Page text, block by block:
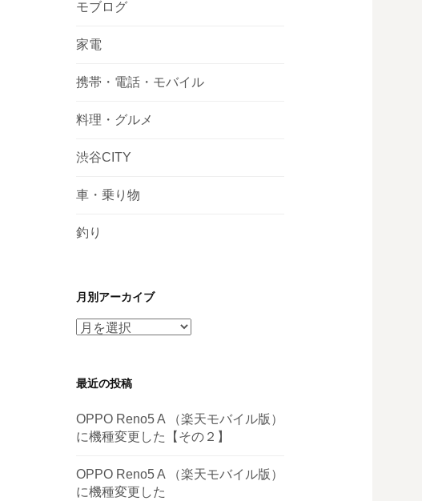
モブログ
家電
携帯・電話・モバイル
料理・グルメ
渋谷CITY
車・乗り物
釣り
月別アーカイブ
月
ー
イ
ブ
最近の投稿
OPPO Reno5 A （楽天モバイル版）
に機種変更した【その２】
OPPO Reno5 A （楽天モバイル版）
に機種変更した